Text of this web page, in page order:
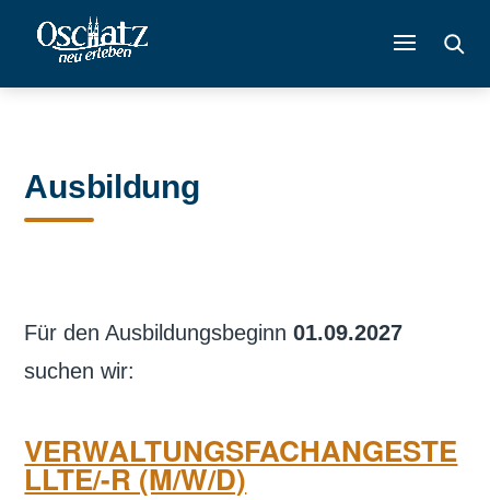
Ausbildung
Für den Ausbildungsbeginn01.09.2027
suchen wir:
VERWALTUNGSFACHANGESTE
LLTE/-R (M/W/D)